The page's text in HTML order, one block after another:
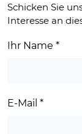
Schicken Sie
Interesse an
Ihr Name *
E-Mail *